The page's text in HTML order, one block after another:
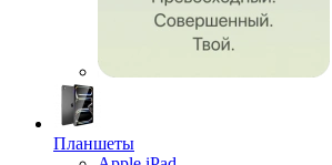
Планшеты